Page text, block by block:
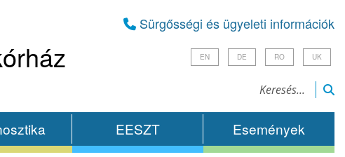
Sürgősségi és ügyeleti információk
EN DE RO UK
EESZT Események